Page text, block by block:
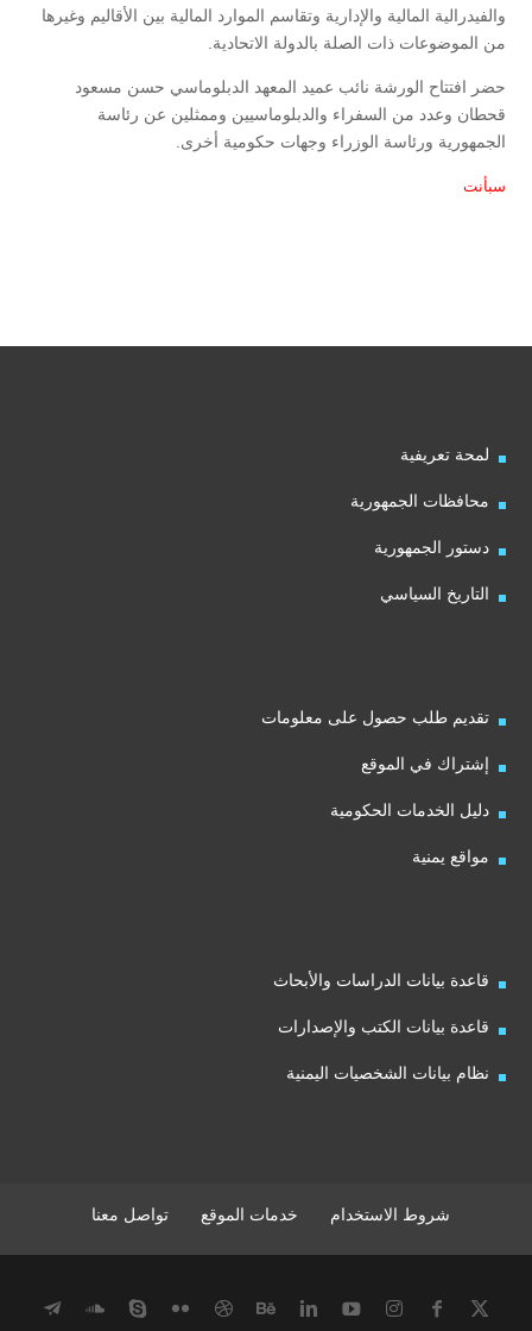
والفيدرالية المالية والإدارية وتقاسم الموارد المالية بين الأقاليم وغيرها
من الموضوعات ذات الصلة بالدولة الاتحادية.
حضر افتتاح الورشة نائب عميد المعهد الدبلوماسي حسن مسعود
قحطان وعدد من السفراء والدبلوماسيين وممثلين عن رئاسة
الجمهورية ورئاسة الوزراء وجهات حكومية أخرى.
سبأنت
لمحة تعريفية
محافظات الجمهورية
دستور الجمهورية
التاريخ السياسي
تقديم طلب حصول على معلومات
إشتراك في الموقع
دليل الخدمات الحكومية
مواقع يمنية
قاعدة بيانات الدراسات والأبحاث
قاعدة بيانات الكتب والإصدارات
نظام بيانات الشخصيات اليمنية
شروط الاستخدام خدمات الموقع تواصل معنا